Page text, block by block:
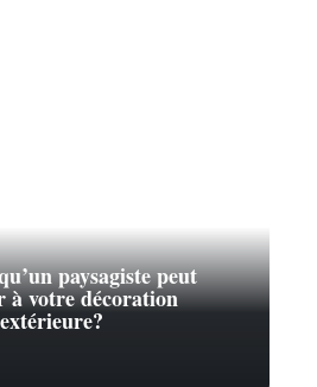
paysagiste peut
à votre décoration
extérieure?